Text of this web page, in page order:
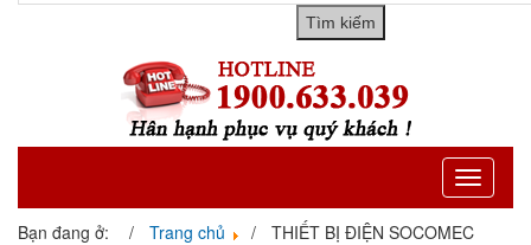
Toggle
Bạn đang ở: Trang chủ THIẾT BỊ ĐIỆN SOCOMEC